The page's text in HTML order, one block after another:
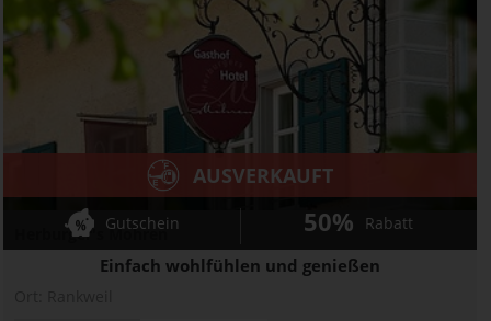
Herburger's Mohren
Einfach wohlfühlen und genießen
AUSVERKAUFT
Gutschein 50% Rabatt